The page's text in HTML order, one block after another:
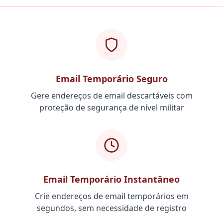
Email Temporário Seguro
Gere endereços de email descartáveis com
proteção de segurança de nível militar
Email Temporário Instantâneo
Crie endereços de email temporários em
segundos, sem necessidade de registro